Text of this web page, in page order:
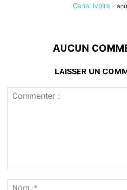
Canal Ivoire -
AUCUN
LAISSER UN